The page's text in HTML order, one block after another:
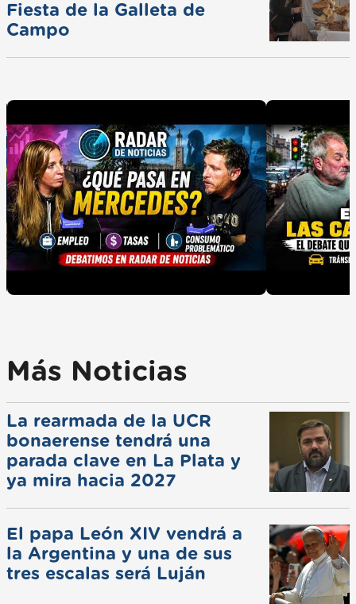
Fiesta de la Galleta de
Campo
Más Noticias
La rearmada de la UCR
bonaerense tendrá una
parada clave en La Plata y
ya mira hacia 2027
El papa León XIV vendrá a
la Argentina y una de sus
tres escalas será Luján